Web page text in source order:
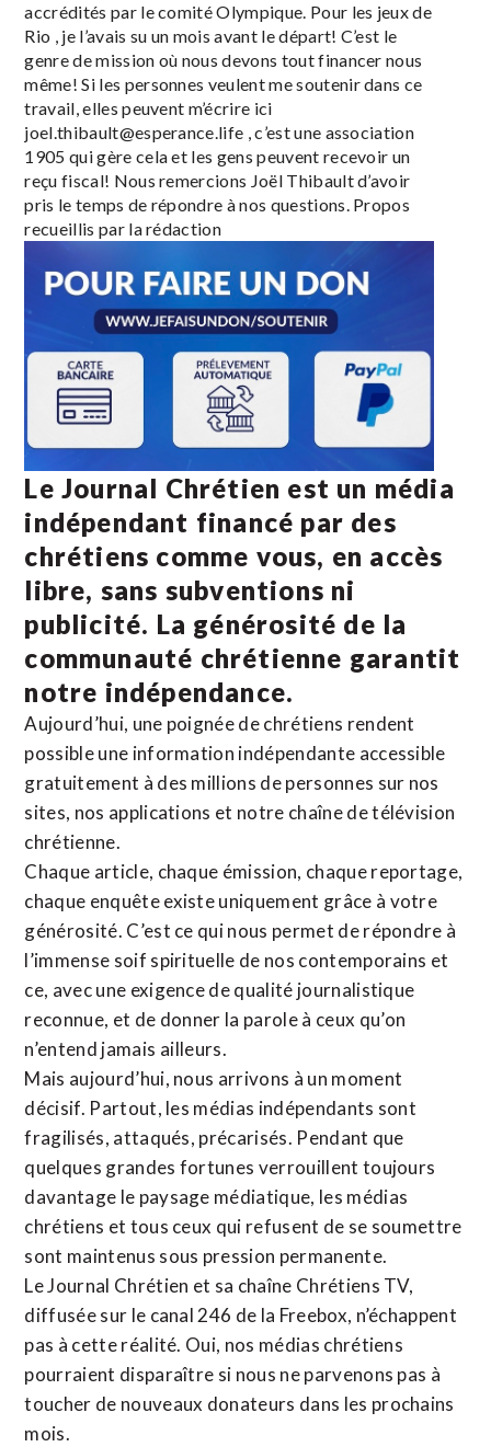
accrédités par le comité Olympique. Pour les jeux de
Rio , je l’avais su un mois avant le départ! C’est le
genre de mission où nous devons tout financer nous
même! Si les personnes veulent me soutenir dans ce
travail, elles peuvent m’écrire ici
joel.thibault@esperance.life , c’est une association
1905 qui gère cela et les gens peuvent recevoir un
reçu fiscal! Nous remercions Joël Thibault d’avoir
pris le temps de répondre à nos questions. Propos
recueillis par la rédaction
Le Journal Chrétien est un média
indépendant financé par des
chrétiens comme vous, en accès
libre, sans subventions ni
publicité. La générosité de la
communauté chrétienne garantit
notre indépendance.
Aujourd’hui, une poignée de chrétiens rendent
possible une information indépendante accessible
gratuitement à des millions de personnes sur nos
sites, nos applications et notre chaîne de télévision
chrétienne.
Chaque article, chaque émission, chaque reportage,
chaque enquête existe uniquement grâce à votre
générosité. C’est ce qui nous permet de répondre à
l’immense soif spirituelle de nos contemporains et
ce, avec une exigence de qualité journalistique
reconnue, et de donner la parole à ceux qu’on
n’entend jamais ailleurs.
Mais aujourd’hui, nous arrivons à un moment
décisif. Partout, les médias indépendants sont
fragilisés, attaqués, précarisés. Pendant que
quelques grandes fortunes verrouillent toujours
davantage le paysage médiatique, les médias
chrétiens et tous ceux qui refusent de se soumettre
sont maintenus sous pression permanente.
Le Journal Chrétien et sa chaîne Chrétiens TV,
diffusée sur le canal 246 de la Freebox, n’échappent
pas à cette réalité. Oui, nos médias chrétiens
pourraient disparaître si nous ne parvenons pas à
toucher de nouveaux donateurs dans les prochains
mois.